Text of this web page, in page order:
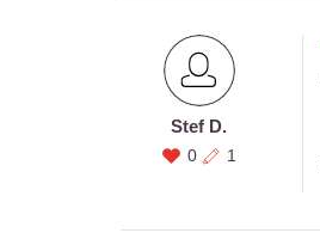
Stef D.
0 1